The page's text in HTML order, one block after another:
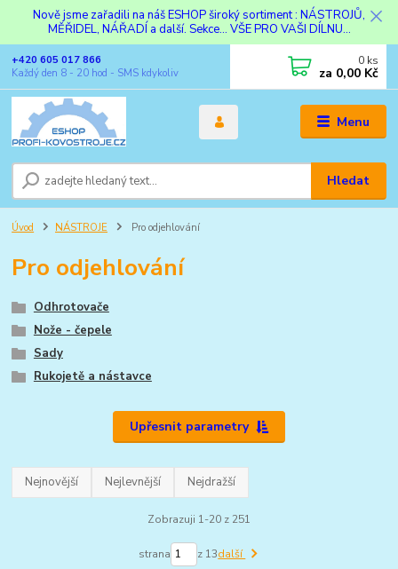
Nově jsme zařadili na náš ESHOP široký sortiment : NÁSTROJŮ,
MĚŘIDEL, NÁŘADÍ a další. Sekce... VŠE PRO VAŠI DÍLNU...
Menu
Hledat
+420 605 017 866
Každý den 8 - 20 hod - SMS kdykoliv
0 ks
za 0,00 Kč
Úvod NÁSTROJE Pro odjehlování
Pro odjehlování
Odhrotovače
Nože - čepele
Sady
Rukojetě a nástavce
Upřesnit parametry
Nejnovější Nejlevnější Nejdražší
Zobrazuji 1-20 z 251
strana z 13další